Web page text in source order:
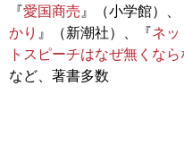
『愛国商売 』（小学館）、
かり 』（新潮社）、『ネ
トスピーチはなぜ無くな
など、著書多数